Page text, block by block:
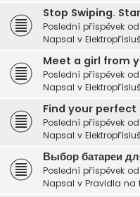
Stop Swiping.
Poslední příspěvek od
Napsal v
Meet a girl from
Poslední příspěvek od
Napsal v
Find your
Poslední příspěvek od
Napsal v
Выбор батареи
Poslední příspěvek od
Napsal v Pravidla na